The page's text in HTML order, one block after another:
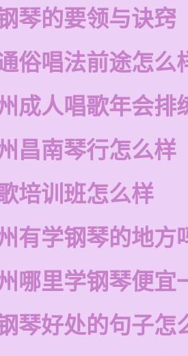
琴的要领与诀窍
俗唱法前途怎么
成人唱歌年会排
昌南琴行怎么样
培训班怎么样
有学钢琴的地方
哪里学钢琴便宜
琴好处的句子怎